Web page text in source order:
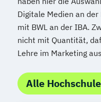
Digitale Medien an
mit BWL an der IBA.
nicht mit Quantität,
Lehre im Marketing
Alle